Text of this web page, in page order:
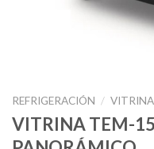
REFRIGERACIÓN /
VITRINA TEM-